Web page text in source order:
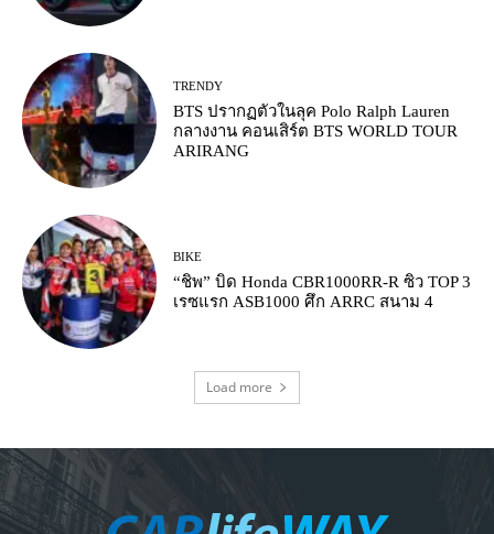
TRENDY
BTS ปรากฏตัวในลุค Polo Ralph Lauren
กลางงาน คอนเสิร์ต BTS WORLD TOUR
ARIRANG
BIKE
“ชิพ” บิด Honda CBR1000RR-R ซิว TOP 3
เรซแรก ASB1000 ศึก ARRC สนาม 4
Load more